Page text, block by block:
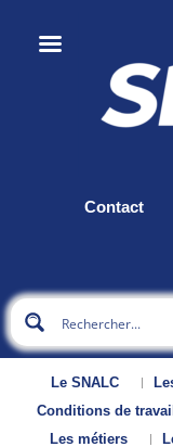
Contact
Le SNALC
Conditions de
Les métiers